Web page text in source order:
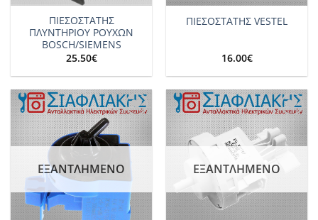
ΠΙΕΣΟΣΤΑΤΗΣ
ΠΛΥΝΤΗΡΙΟΥ ΡΟΥΧΩΝ
BOSCH/SIEMENS
25.50€
ΠΙΕΣΟΣΤΑΤΗΣ VESTEL
16.00€
Add to
wishlist
ΕΞΑΝΤΛΗΜΈΝΟ
Add to
wishlist
ΕΞΑΝΤΛΗΜΈΝΟ